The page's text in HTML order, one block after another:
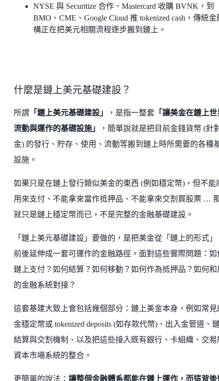
NYSE 與 Securitize 合作、Mastercard 收購 BVNK，到
BMO、CME、Google Cloud 推 tokenized cash，傳統金
構正在把美元相關流程逐步搬到鏈上。
什麼是鏈上美元基礎建設？
所謂 「鏈上美元基礎建設」 ，是指一整套 「讓美金在鏈上
流動與運作的基礎設施」
，簡單說就是把目前金錢貨幣 (針
金) 的發行、貯存、使用、流動等搬到鏈上時所需要的各種
設施。
如果只是在鏈上發行類似美金的東西 (例如穩定幣)，但不能
用來支付、不能拿來當作抵押品、不能拿來交割買股票 …
就只是鏈上穩定幣而已，不是完整的金融基礎建設。
「鏈上美元基礎建設」要做的，是把美金從「鏈上的形式」
前後延伸成一套可運作的金融路徑，面對這些實際問題：如
鏈上支付？如何結算？如何移動？如何作為抵押品？如何和
的金融系統對接？
這套基建大致上會包括幾個部分：鏈上美金本身，例如常見
金穩定幣或 tokenized deposits (如存款代幣)、出入金管道、
結算與交割機制、以及把這些接入既有銀行、卡組織、交易
資本市場系統的整合。
更簡單的說法： 讓整個金融體系都能在鏈上運作，而這背後